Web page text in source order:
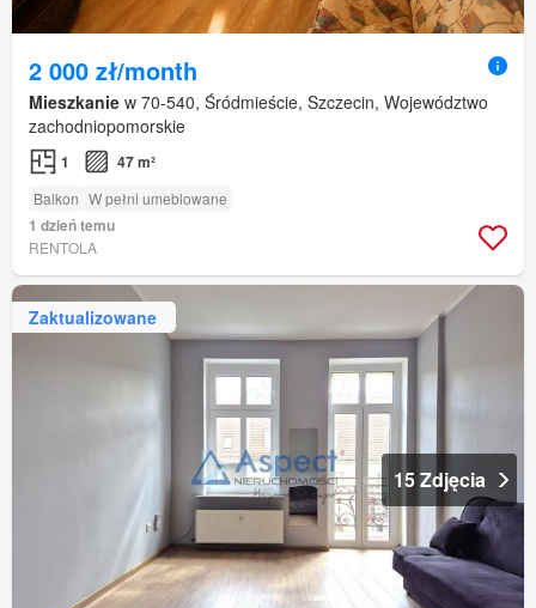
2 000 zł/month
Mieszkanie w 70-540, Śródmieście, Szczecin, Województwo
zachodniopomorskie
1 47 m²
Balkon W pełni umeblowane
1 dzień temu
RENTOLA
Zaktualizowane
15 Zdjęcia